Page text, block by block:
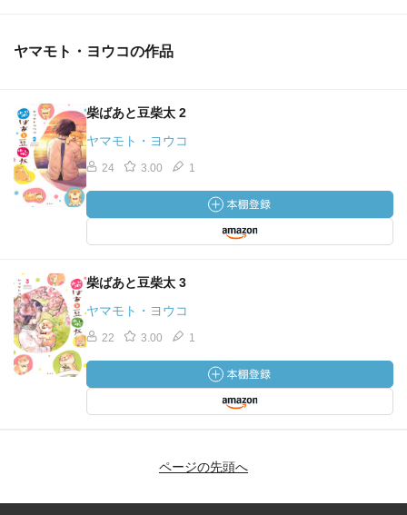
ヤマモト・ヨウコの作品
柴ばあと豆柴太 2
ヤマモト・ヨウコ
24 3.00 1
柴ばあと豆柴太 3
ヤマモト・ヨウコ
22 3.00 1
ページの先頭へ